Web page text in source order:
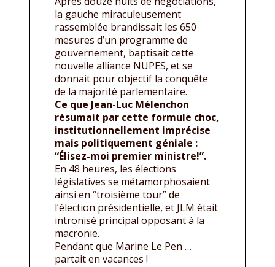
la gauche miraculeusement
rassemblée brandissait les 650
mesures d’un programme de
gouvernement, baptisait cette
nouvelle alliance NUPES, et se
donnait pour objectif la conquête
de la majorité parlementaire.
Ce que Jean-Luc Mélenchon
résumait par cette formule choc,
institutionnellement imprécise
mais politiquement géniale :
“Élisez-moi premier ministre!”.
En 48 heures, les élections
législatives se métamorphosaient
ainsi en “troisième tour” de
l’élection présidentielle, et JLM était
intronisé principal opposant à la
macronie.
Pendant que Marine Le Pen …
partait en vacances !